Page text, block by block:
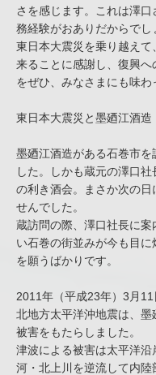
さを感じます。これは澤
務経験がおありだからでし
東日本大震災を乗り越え
来ることに感謝し、復興
をぜひ、みなさまにも味わ
東日本大震災と墨廼江酒造
墨廼江酒造がある石巻市
した。しかも蔵元の澤口
の利き酒会。まさか次の
せんでした。
蔵訪問の際、澤口社長に
い石巻の街並みが今も目
を願うばかりです。
2011年（平成23年）3月
北地方太平洋沖地震は、
被害をもたらしました。
津波による被害は太平洋
河・北上川を逆流して内